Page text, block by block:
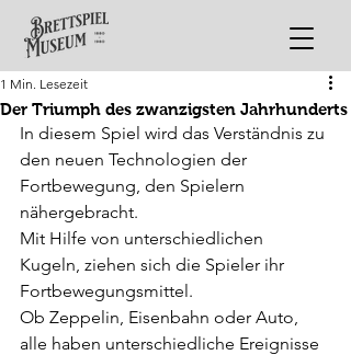
Der Triumph des zwanzigsten Jahrhunderts
1 Min. Lesezeit
In diesem Spiel wird das Verständnis zu
den neuen Technologien der
Fortbewegung, den Spielern
nähergebracht.
Mit Hilfe von unterschiedlichen
Kugeln, ziehen sich die Spieler ihr
Fortbewegungsmittel.
Ob Zeppelin, Eisenbahn oder Auto,
alle haben unterschiedliche Ereignisse